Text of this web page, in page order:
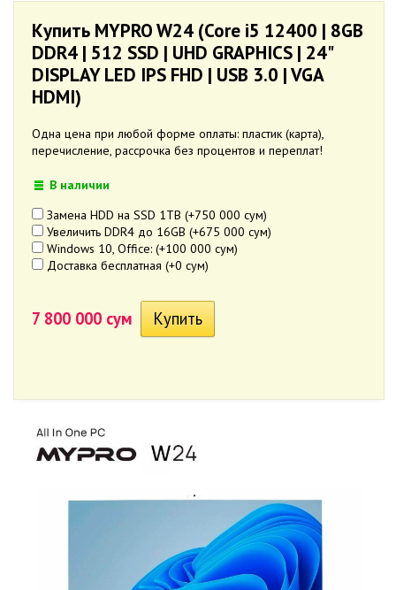
Купить MYPRO W24 (Core i5 12400 | 8GB
DDR4 | 512 SSD | UHD GRAPHICS | 24"
DISPLAY LED IPS FHD | USB 3.0 | VGA
HDMI)
Одна цена при любой форме оплаты: пластик (карта),
перечисление, рассрочка без процентов и переплат!
В наличии
Замена HDD на SSD 1TB (+750 000 сум)
Увеличить DDR4 до 16GB (+675 000 сум)
Windows 10, Office: (+100 000 сум)
Доставка бесплатная (+0 сум)
7 800 000 сум